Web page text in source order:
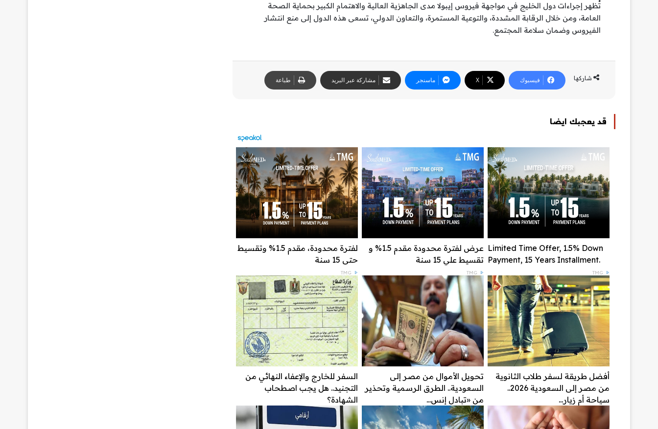
تُظهر إجراءات دول الخليج في مواجهة فيروس إيبولا مدى الجاهزية العالية والاهتمام الكبير بحماية الصحة
العامة، ومن خلال الرقابة المشددة، والتوعية المستمرة، والتعاون الدولي، تسعى هذه الدول إلى منع انتشار
الفيروس وضمان سلامة المجتمع.
شاركها فيسبوك ‫X ماسنجر مشاركة عبر البريد طباعة
قد يعجبك ايضا
Limited Time Offer, 1.5% Down
Payment, 15 Years Installment.
TMG
عرض لفترة محدودة مقدم 1.5% و
تقسيط علي 15 سنة
TMG
لفترة محدودة، مقدم 1.5% وتقسيط
حتى 15 سنة
TMG
أفضل طريقة لسفر طلاب الثانوية
من مصر إلى السعودية 2026..
سياحة أم زيار...
تحويل الأموال من مصر إلى
السعودية.. الطرق الرسمية وتحذير
من «تبادل إنس...
السفر للخارج والإعفاء النهائي من
التجنيد.. هل يجب اصطحاب
الشهادة؟